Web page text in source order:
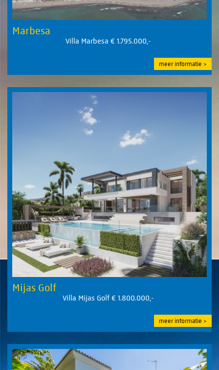
Marbesa
Villa Marbesa € 1.795.000,-
meer informatie
Mijas Golf
Villa Mijas Golf € 1.800.000,-
meer informatie